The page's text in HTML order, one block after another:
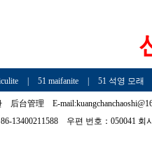
택 영광
51 maifanite 51 석영 모래
后台管理 E-
우편 번호：050041 회